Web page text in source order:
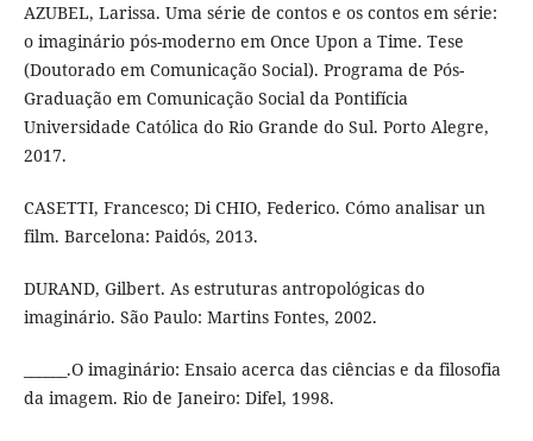
AZUBEL, Larissa. Uma série de contos e os contos em série:
o imaginário pós-moderno em Once Upon a Time. Tese
(Doutorado em Comunicação Social). Programa de Pós-
Graduação em Comunicação Social da Pontifícia
Universidade Católica do Rio Grande do Sul. Porto Alegre,
2017.
CASETTI, Francesco; Di CHIO, Federico. Cómo analisar un
film. Barcelona: Paidós, 2013.
DURAND, Gilbert. As estruturas antropológicas do
imaginário. São Paulo: Martins Fontes, 2002.
______.O imaginário: Ensaio acerca das ciências e da filosofia
da imagem. Rio de Janeiro: Difel, 1998.